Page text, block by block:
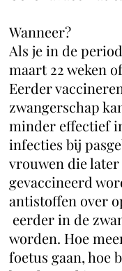
Wanneer?
Als je in de
maart 22 weken
Eerder
zwangerschap
minder effectief
infecties bij
vrouwen die
gevaccineerd
antistoffen over
eerder in de
worden. Hoe
foetus gaan, hoe